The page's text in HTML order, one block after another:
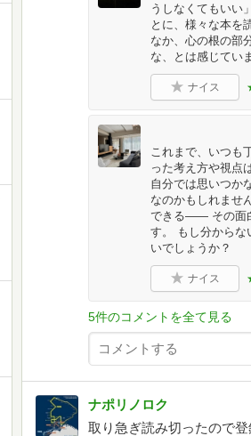
うしなくてもいい
とに、様々な本を
なか、心の根の部
な、とは感じてい
ナイス
これまで、いつも
った考え方や視点
自分では思いつか
なのかもしれませ
できる―― その面
す。 もし分からな
いでしょうか？
ナイス
5件のコメントを全て見る
ナポリノロク
取り急ぎ読み切ったので登